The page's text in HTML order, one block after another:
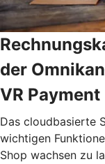
der
VR Payment
Das cloudbasierte
wichtigen
Shop wachsen zu